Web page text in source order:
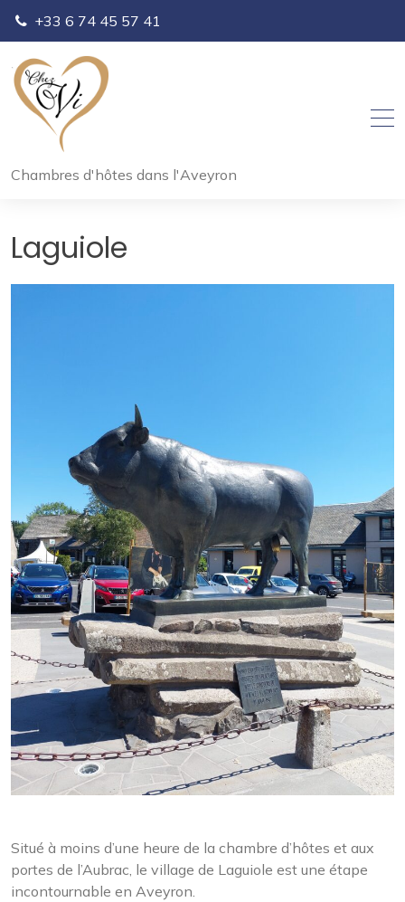
Skip
content
+33 6 74 45 57 41
Chambres d'hôtes dans l'Aveyron
Laguiole
Situé à moins d’une heure de la chambre d’hôtes et aux
portes de l’Aubrac, le village de Laguiole est une étape
incontournable en Aveyron.